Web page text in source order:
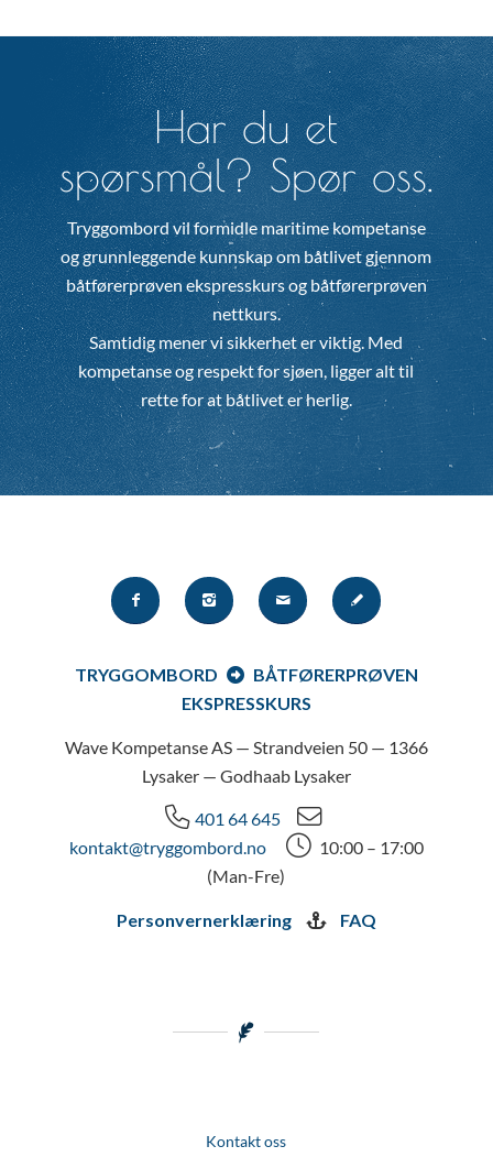
Har du et
spørsmål? Spør oss.
Tryggombord vil formidle maritime kompetanse
og grunnleggende kunnskap om båtlivet gjennom
båtførerprøven ekspresskurs og båtførerprøven
nettkurs.
Samtidig mener vi sikkerhet er viktig. Med
kompetanse og respekt for sjøen, ligger alt til
rette for at båtlivet er herlig.
TRYGGOMBORD
BÅTFØRERPRØVEN
EKSPRESSKURS
Wave Kompetanse AS — Strandveien 50 — 1366
Lysaker — Godhaab Lysaker
401 64 645
kontakt@tryggombord.no
10:00 – 17:00
(Man-Fre)
Personvernerklæring FAQ
Kontakt oss